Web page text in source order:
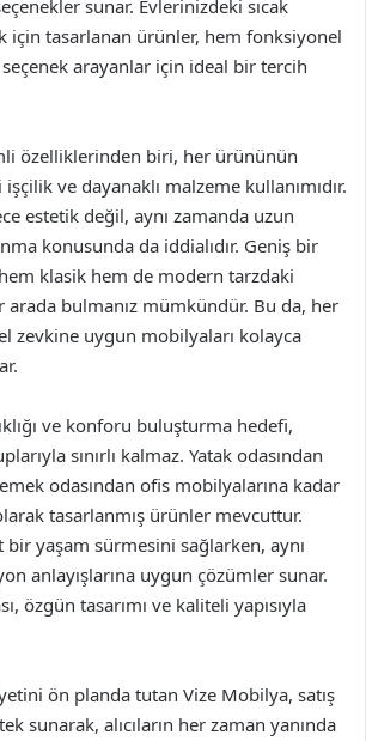
sunar. Evlerinizdeki sıcak
için tasarlanan ürünler, hem fonksiyonel
arayanlar için ideal bir tercih
özelliklerinden biri, her ürününün
ve dayanaklı malzeme kullanımıdır.
estetik değil, aynı zamanda uzun
konusunda da iddialıdır. Geniş bir
klasik hem de modern tarzdaki
arada bulmanız mümkündür. Bu da, her
zevkine uygun mobilyaları kolayca
ve konforu buluşturma hedefi,
sınırlı kalmaz. Yatak odasından
odasından ofis mobilyalarına kadar
tasarlanmış ürünler mevcuttur.
bir yaşam sürmesini sağlarken, aynı
anlayışlarına uygun çözümler sunar.
özgün tasarımı ve kaliteli yapısıyla
ön planda tutan Vize Mobilya, satış
sunarak, alıcıların her zaman yanında